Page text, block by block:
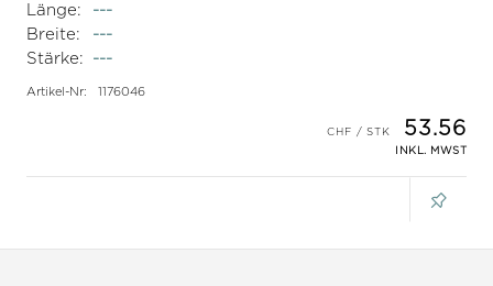
Länge:
---
Breite:
---
Stärke:
---
Artikel-Nr: 1176046
53.56
INKL. MWST